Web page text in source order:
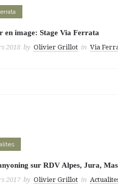
en image: Stage Via Ferrata
2018 by Olivier Grillot in Via
sur RDV Alpes, Jura,
2017 by Olivier Grillot in